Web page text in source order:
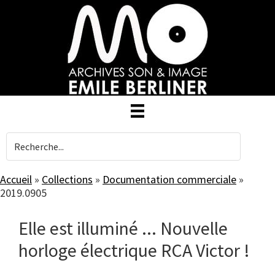
Accueil » Collections » Documentation commerciale »
2019.0905
Elle est illuminé ... Nouvelle
horloge électrique RCA Victor !